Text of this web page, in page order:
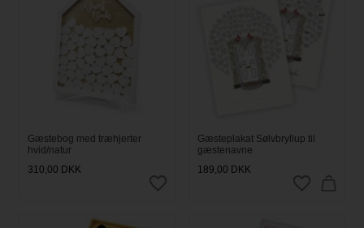
Gæstebog med træhjerter
hvid/natur
310,00 DKK
Gæsteplakat Sølvbryllup til
gæstenavne
189,00 DKK